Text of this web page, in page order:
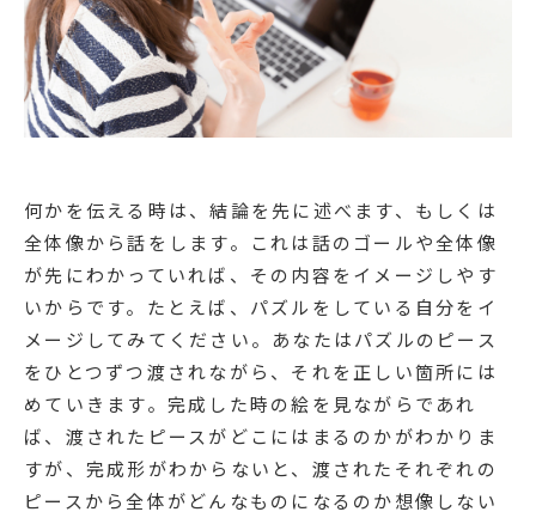
何かを伝える時は、結論を先に述べます、もしくは
全体像から話をします。これは話のゴールや全体像
が先にわかっていれば、その内容をイメージしやす
いからです。たとえば、パズルをしている自分をイ
メージしてみてください。あなたはパズルのピース
をひとつずつ渡されながら、それを正しい箇所には
めていきます。完成した時の絵を見ながらであれ
ば、渡されたピースがどこにはまるのかがわかりま
すが、完成形がわからないと、渡されたそれぞれの
ピースから全体がどんなものになるのか想像しない